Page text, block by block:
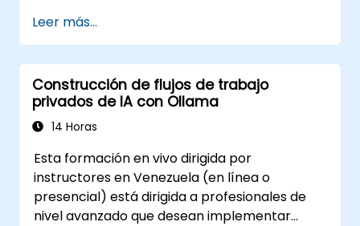
por refuerzo.
Optimizar los modelos de IA en términos
de rendimiento, precisión y eficiencia.
Desplegar modelos personalizados en
entornos de producción.
Evaluar las mejoras de los modelos y
Leer más...
Construcción de flujos de trabajo
privados de IA con Ollama
14 Horas
Esta formación en vivo dirigida por
instructores en Venezuela (en línea o
presencial) está dirigida a profesionales de
nivel avanzado que desean implementar